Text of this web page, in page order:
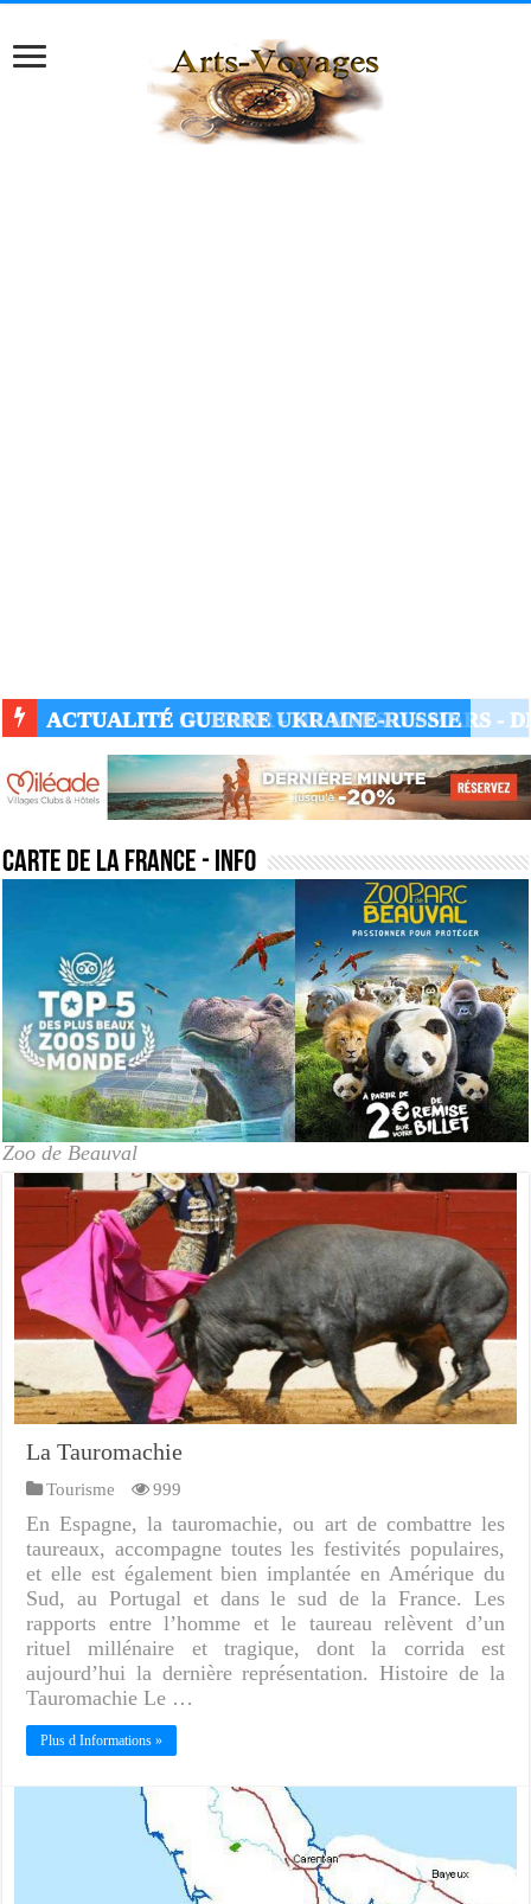
ACTUALITÉ GUERRE UKRAINE-RUSSIE
carte de la france - Info
Zoo de Beauval
La Tauromachie
Tourisme 999
En Espagne, la tauromachie, ou art de combattre les
taureaux, accompagne toutes les festivités populaires,
et elle est également bien implantée en Amérique du
Sud, au Portugal et dans le sud de la France. Les
rapports entre l’homme et le taureau relèvent d’un
rituel millénaire et tragique, dont la corrida est
aujourd’hui la dernière représentation. Histoire de la
Tauromachie Le …
Plus d Informations »